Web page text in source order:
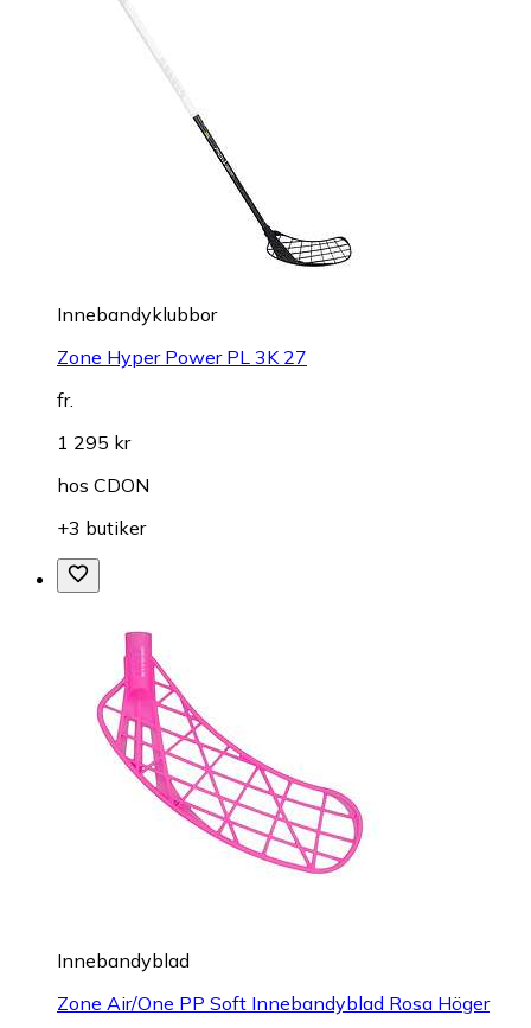
Innebandyklubbor
Zone Hyper Power PL 3K 27
fr.
1 295 kr
hos CDON
+3 butiker
Innebandyblad
Zone Air/One PP Soft Innebandyblad Rosa Höger